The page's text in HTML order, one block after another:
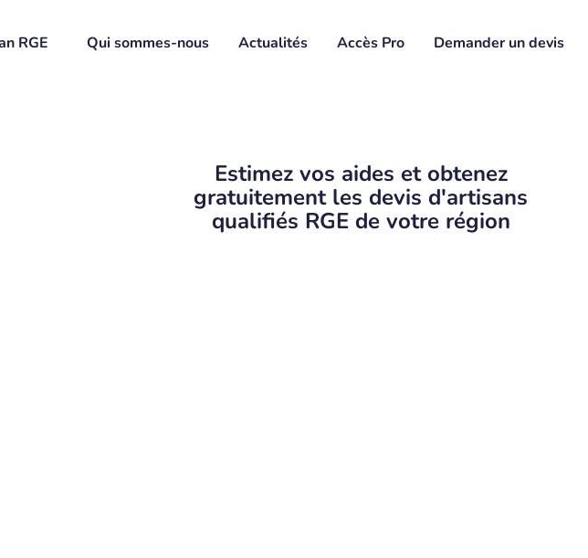
RGE Qui sommes-nous Actualités Accès Pro Demander un devis
Estimez vos aides et obtenez
gratuitement les devis d'artisans
qualifiés RGE de votre région